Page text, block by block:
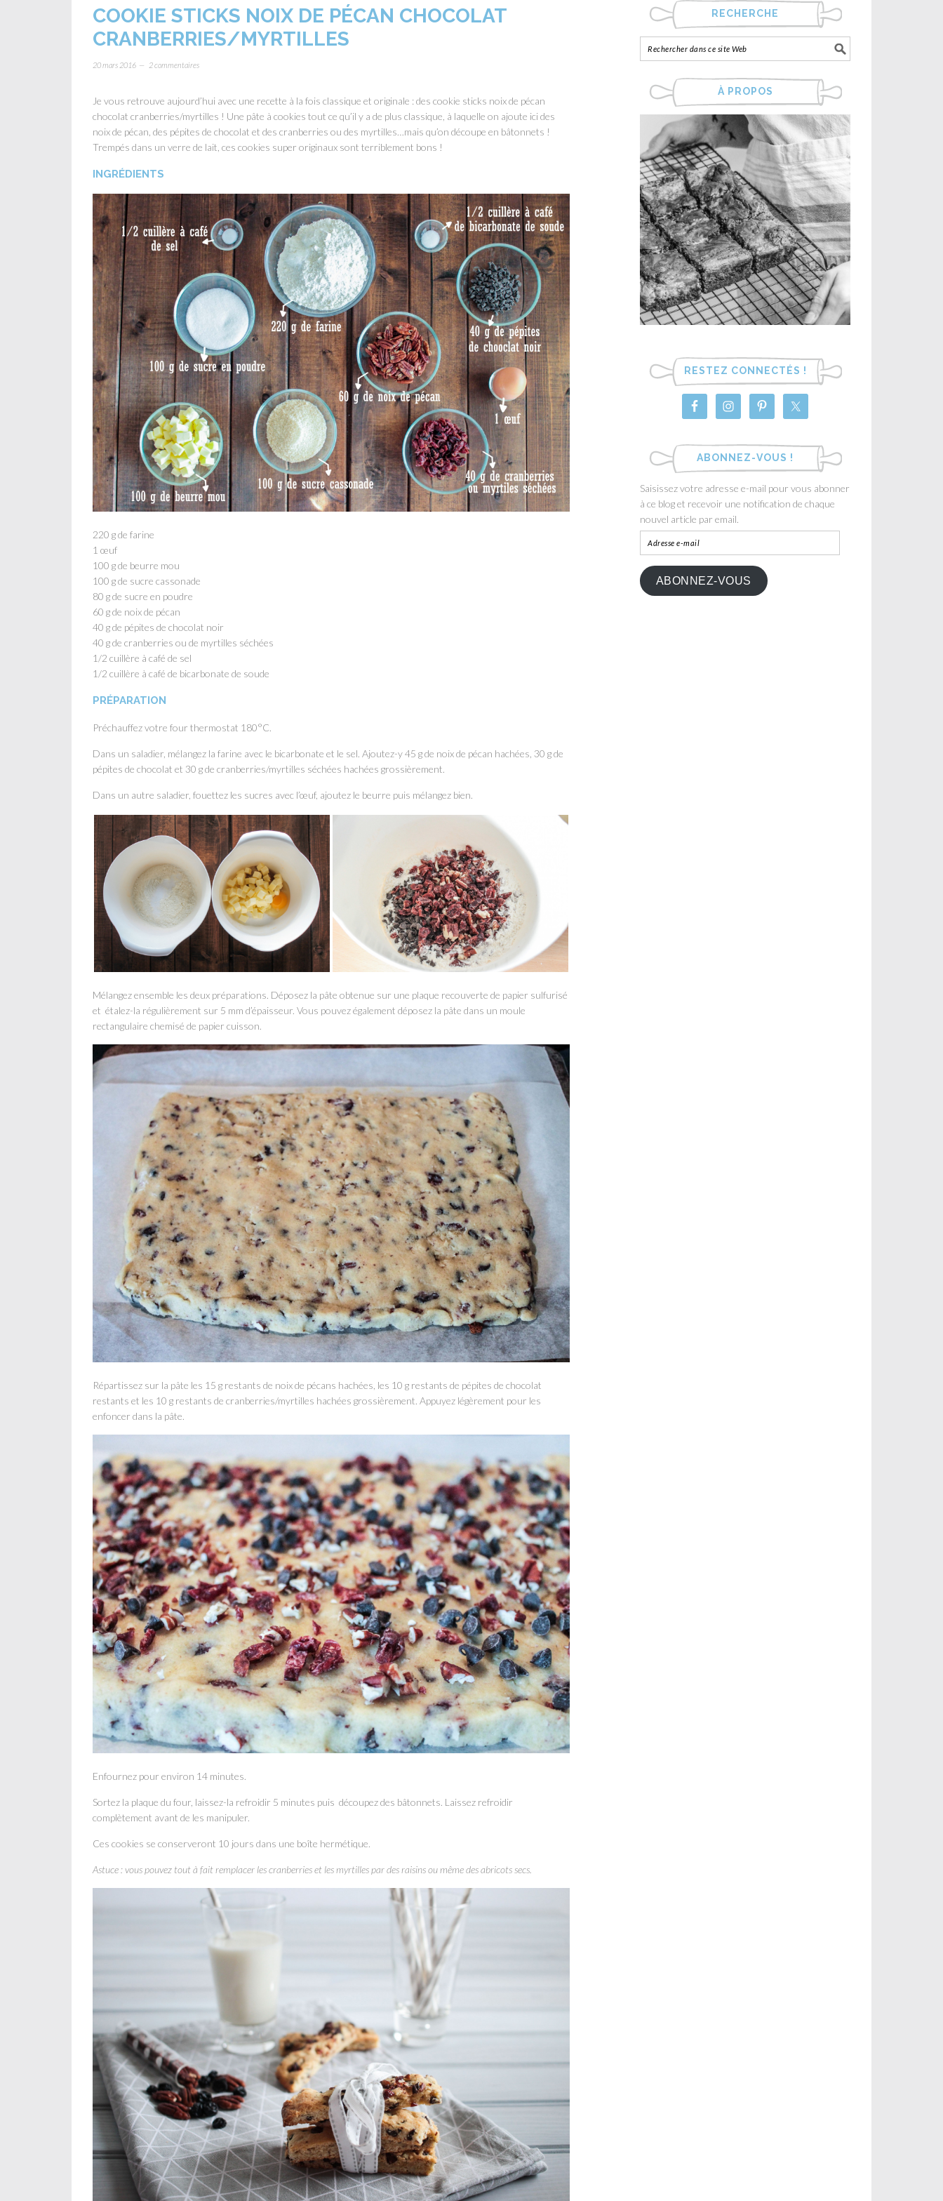
COOKIE STICKS NOIX DE PÉCAN CHOCOLAT
CRANBERRIES/MYRTILLES
20 mars 2016 2 commentaires
Je vous retrouve aujourd’hui avec une recette à la fois classique et originale : des cookie sticks noix de pécan
chocolat cranberries/myrtilles ! Une pâte à cookies tout ce qu’il y a de plus classique, à laquelle on ajoute ici des
noix de pécan, des pépites de chocolat et des cranberries ou des myrtilles…mais qu’on découpe en bâtonnets !
Trempés dans un verre de lait, ces cookies super originaux sont terriblement bons !
INGRÉDIENTS
220 g de farine
1 œuf
100 g de beurre mou
100 g de sucre cassonade
80 g de sucre en poudre
60 g de noix de pécan
40 g de pépites de chocolat noir
40 g de cranberries ou de myrtilles séchées
1/2 cuillère à café de sel
1/2 cuillère à café de bicarbonate de soude
PRÉPARATION
Préchauffez votre four thermostat 180°C.
Dans un saladier, mélangez la farine avec le bicarbonate et le sel. Ajoutez-y 45 g de noix de pécan hachées, 30 g de
pépites de chocolat et 30 g de cranberries/myrtilles séchées hachées grossièrement.
Dans un autre saladier, fouettez les sucres avec l’œuf, ajoutez le beurre puis mélangez bien.
Mélangez ensemble les deux préparations. Déposez la pâte obtenue sur une plaque recouverte de papier sulfurisé
et étalez-la régulièrement sur 5 mm d’épaisseur. Vous pouvez également déposez la pâte dans un moule
rectangulaire chemisé de papier cuisson.
Répartissez sur la pâte les 15 g restants de noix de pécans hachées, les 10 g restants de pépites de chocolat
restants et les 10 g restants de cranberries/myrtilles hachées grossièrement. Appuyez légèrement pour les
enfoncer dans la pâte.
Enfournez pour environ 14 minutes.
Sortez la plaque du four, laissez-la refroidir 5 minutes puis découpez des bâtonnets. Laissez refroidir
complètement avant de les manipuler.
Ces cookies se conserveront 10 jours dans une boîte hermétique.
Astuce : vous pouvez tout à fait remplacer les cranberries et les myrtilles par des raisins ou même des abricots secs.
RECHERCHE
À PROPOS
RESTEZ CONNECTÉS !
ABONNEZ-VOUS !
Saisissez votre adresse e-mail pour vous abonner
à ce blog et recevoir une notification de chaque
nouvel article par email.
ABONNEZ-VOUS